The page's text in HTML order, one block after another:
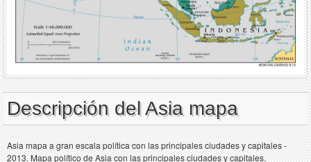
Descripción del Asia mapa
Asia mapa a gran escala política con las principales ciudades y capitales -
2013. Mapa político de Asia con las principales ciudades y capitales.